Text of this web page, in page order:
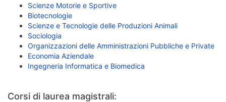
Scienze Motorie e Sportive
Biotecnologie
Scienze e Tecnologie delle Produzioni Animali
Sociologia
Organizzazioni delle Amministrazioni Pubbliche e Private
Economia Aziendale
Ingegneria Informatica e Biomedica
Corsi di laurea magistrali: